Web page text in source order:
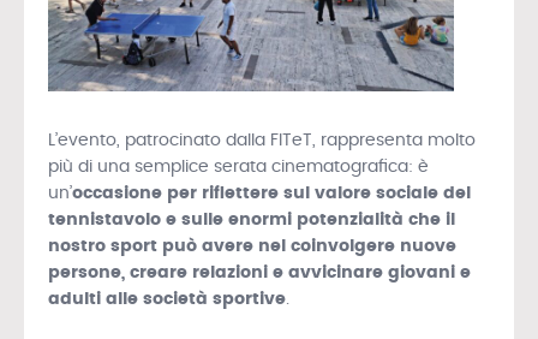
L’evento, patrocinato dalla FITeT, rappresenta molto
più di una semplice serata cinematografica: è
un’occasione per riflettere sul valore sociale del
tennistavolo e sulle enormi potenzialità che il
nostro sport può avere nel coinvolgere nuove
persone, creare relazioni e avvicinare giovani e
adulti alle società sportive.